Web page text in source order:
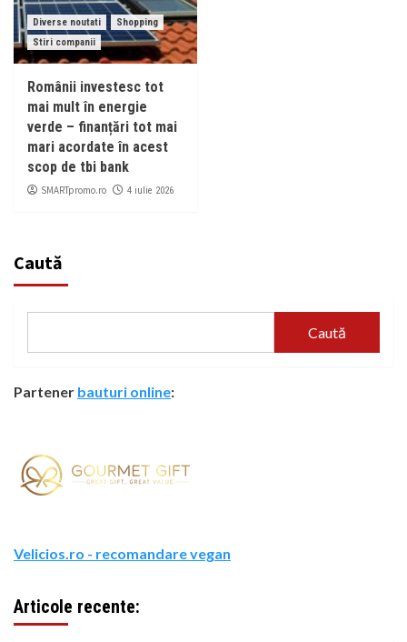
Diverse noutati
Shopping
Stiri companii
Românii investesc tot
mai mult în energie
verde – finanțări tot mai
mari acordate în acest
scop de tbi bank
SMARTpromo.ro 4 iulie 2026
Caută
Caută
Partener bauturi online:
Velicios.ro - recomandare vegan
Articole recente: